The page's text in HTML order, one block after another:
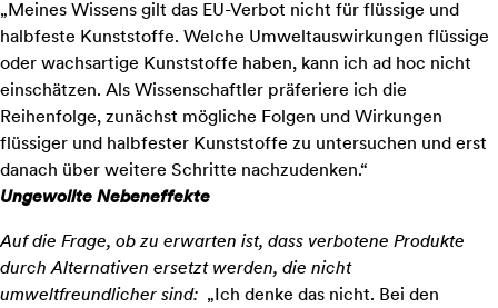
„Meines Wissens gilt das EU-Verbot nicht für flüssige und
halbfeste Kunststoffe. Welche Umweltauswirkungen flüssige
oder wachsartige Kunststoffe haben, kann ich ad hoc nicht
einschätzen. Als Wissenschaftler präferiere ich die
Reihenfolge, zunächst mögliche Folgen und Wirkungen
flüssiger und halbfester Kunststoffe zu untersuchen und erst
danach über weitere Schritte nachzudenken.“
Ungewollte Nebeneffekte
Auf die Frage, ob zu erwarten ist, dass verbotene Produkte
durch Alternativen ersetzt werden, die nicht
umweltfreundlicher sind: „Ich denke das nicht. Bei den